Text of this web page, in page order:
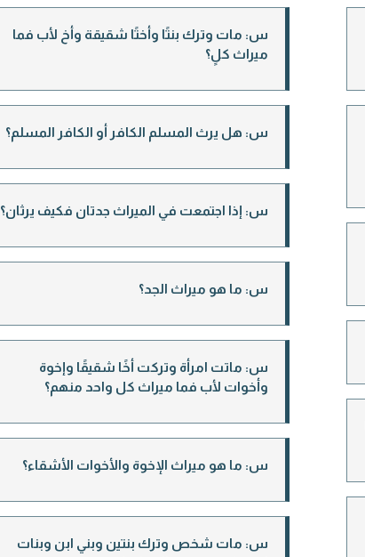
س: مات وترك بنتًا وأختًا شقيقة وأخ لأب فما
ميراث كلٍ؟
س: هل يرث المسلم الكافر أو الكافر المسلم؟
س: إذا اجتمعت في الميراث جدتان فكيف يرثان؟
س: ما هو ميراث الجد؟
س: ماتت امرأة وتركت أخًا شقيقًا وإخوة
وأخوات لأب فما ميراث كل واحد منهم؟
س: ما هو ميراث الإخوة والأخوات الأشقاء؟
س: مات شخص وترك بنتين وبني ابن وبنات